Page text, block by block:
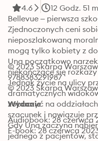
4.6 12 Godz. 51
Bellevue – pierwsza
Zjednoczonych ceni
nieposzlakowaną
mogą tylko kobiety z
Una początkowo
niekończące się
Jednak życie na ulicy
dramatycznych
zobaczyć na
szacunek i nawiązuje
Gdy Una zaczyna
jednego z pacjentów,
© 2023 Skarpa
9788383291987
© 2023 Skarpa
Wydanie
Audiobook: 28 czerwca
E-book: 28 czerwca